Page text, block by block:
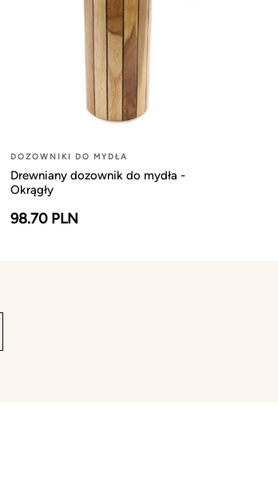
DOZOWNIKI DO MYDŁA
Drewniany dozownik do mydła -
Okrągły
98.70 PLN